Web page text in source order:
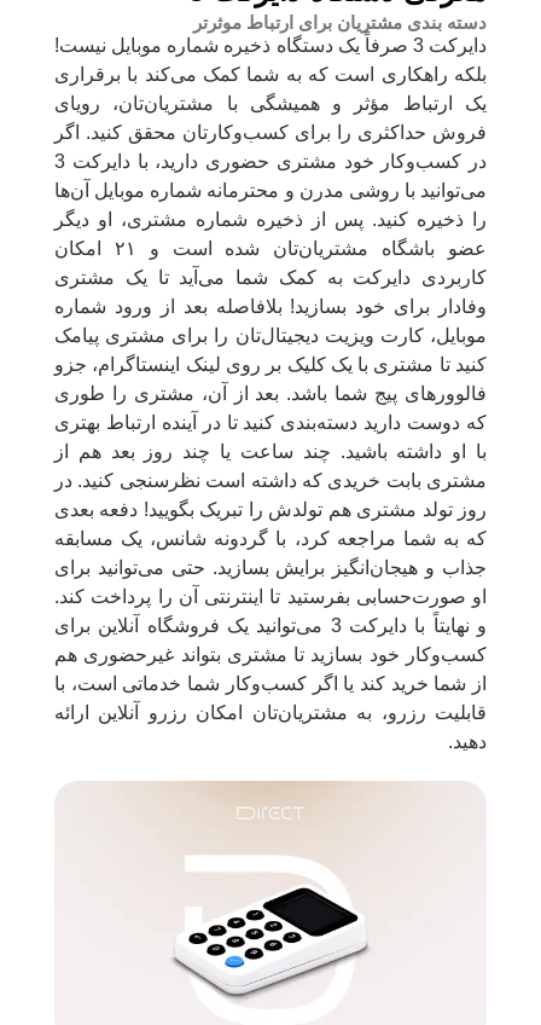
دسته بندی مشتریان برای ارتباط موثرتر
دایرکت 3 صرفاً یک دستگاه ذخیره شماره موبایل نیست!
بلکه راهکاری است که به شما کمک می‌کند با برقراری
یک ارتباط مؤثر و همیشگی با مشتریان‌تان، رویای
فروش حداکثری را برای کسب‌وکارتان محقق کنید. اگر
در کسب‌وکار خود مشتری حضوری دارید، با دایرکت 3
می‌توانید با روشی مدرن و محترمانه شماره موبایل آن‌ها
را ذخیره کنید. پس از ذخیره شماره مشتری، او دیگر
عضو باشگاه مشتریان‌تان شده است و ۲۱ امکان
کاربردی دایرکت به کمک شما می‌آید تا یک مشتری
وفادار برای خود بسازید! بلافاصله بعد از ورود شماره
موبایل، کارت ویزیت دیجیتال‌تان را برای مشتری پیامک
کنید تا مشتری با یک کلیک بر روی لینک اینستاگرام، جزو
فالوورهای پیج شما باشد. بعد از آن، مشتری را طوری
که دوست دارید دسته‌بندی کنید تا در آینده ارتباط بهتری
با او داشته باشید. چند ساعت یا چند روز بعد هم از
مشتری بابت خریدی که داشته است نظرسنجی کنید. در
روز تولد مشتری هم تولدش را تبریک بگویید! دفعه بعدی
که به شما مراجعه کرد، با گردونه شانس، یک مسابقه
جذاب و هیجان‌انگیز برایش بسازید. حتی می‌توانید برای
او صورت‌حسابی بفرستید تا اینترنتی آن را پرداخت کند.
و نهایتاً با دایرکت 3 می‌توانید یک فروشگاه آنلاین برای
کسب‌وکار خود بسازید تا مشتری بتواند غیرحضوری هم
از شما خرید کند یا اگر کسب‌وکار شما خدماتی است، با
قابلیت رزرو، به مشتریان‌تان امکان رزرو آنلاین ارائه
دهید.